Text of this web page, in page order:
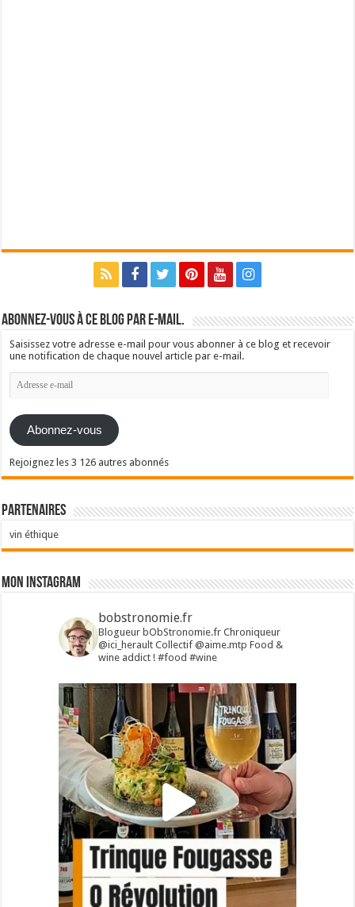
Abonnez-vous à ce blog par e-mail.
Saisissez votre adresse e-mail pour vous abonner à ce blog et recevoir
une notification de chaque nouvel article par e-mail.
Adresse
e-
Abonnez-vous
Rejoignez les 3 126 autres abonnés
Partenaires
vin éthique
Mon Instagram
bobstronomie.fr
Blogueur bObStronomie.fr Chroniqueur
@ici_heraultCollectif @aime.mtp Food &
wine addict !#food #wine